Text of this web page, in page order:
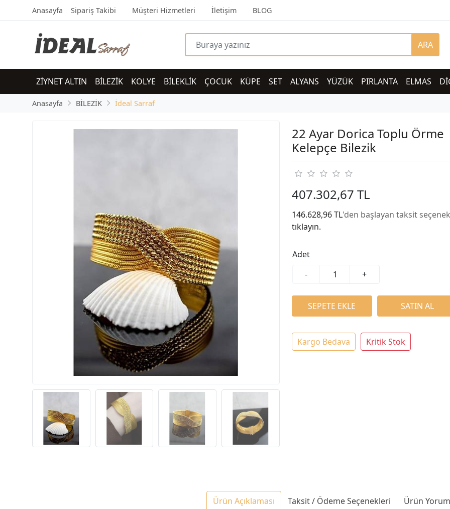
Anasayfa Sipariş Takibi Müşteri Hizmetleri İletişim BLOG
ARA
ZİYNET ALTIN BİLEZİK KOLYE BİLEKLİK ÇOCUK KÜPE SET ALYANS YÜZÜK PIRLANTA ELMAS
Anasayfa BİLEZİK İdeal Sarraf
22 Ayar Dorica Toplu Örme
Kelepçe Bilezik
407.302,67 TL
146.628,96 TL'den başlayan taksit
tıklayın.
Adet
-
+
Kargo Bedava Kritik Stok
Ürün Açıklaması Taksit / Ödeme Seçenekleri Ürün